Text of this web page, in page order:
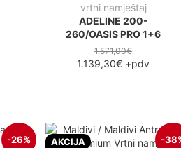
vrtni namještaj
ADELINE 200-
260/OASIS PRO 1+6
1.571,00€
1.139,30€ +pdv
-26% AKCIJA -